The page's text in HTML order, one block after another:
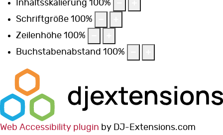
Inhaltsskalierung 100%
Schriftgröße 100%
Zeilenhöhe 100%
Buchstabenabstand 100%
Web Accessibility plugin by DJ-Extensions.com